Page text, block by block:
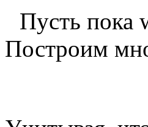
Пусть пока
Построим